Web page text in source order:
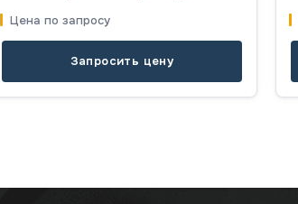
Цена по запросу
Запросить цену